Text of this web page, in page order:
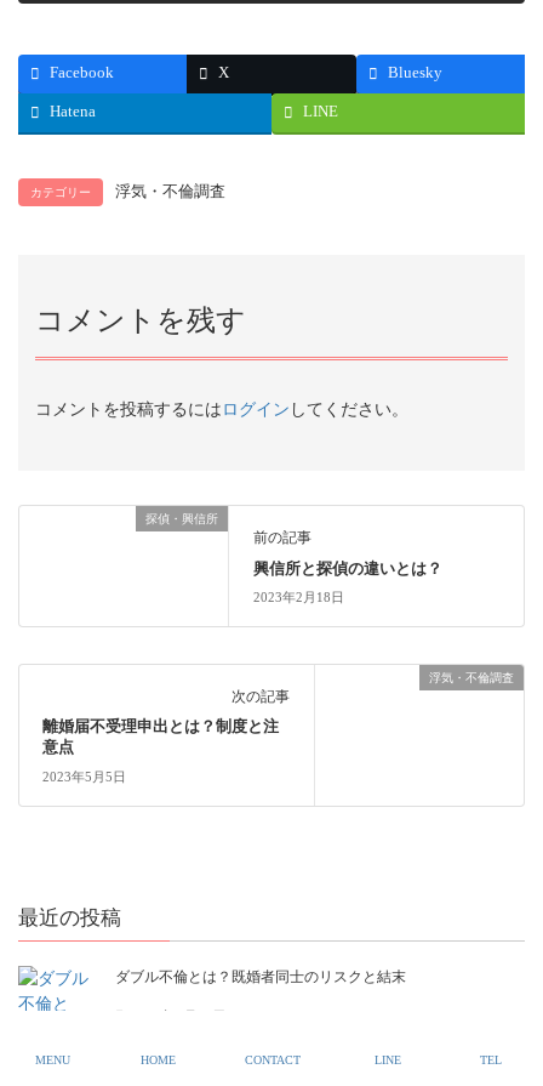
Facebook X Bluesky
Hatena LINE
カテゴリー 浮気・不倫調査
コメントを残す
コメントを投稿するには ログイン してください。
探偵・興信所
前の記事
興信所と探偵の違いとは？
2023年2月18日
浮気・不倫調査
次の記事
離婚届不受理申出とは？制度と注
意点
2023年5月5日
最近の投稿
ダブル不倫とは？既婚者同士のリスクと結末
MENU HOME CONTACT LINE TEL